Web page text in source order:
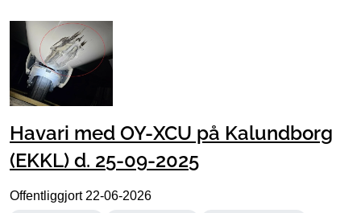
Havari med OY-XCU på Kalundborg
(EKKL) d. 25-09-2025
Offentliggjort 22-06-2026